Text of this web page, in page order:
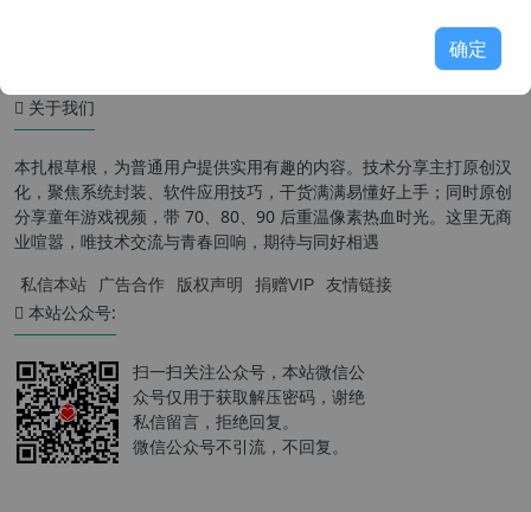
关于我们
本扎根草根，为普通用户提供实用有趣的内容。技术分享主打原创汉
化，聚焦系统封装、软件应用技巧，干货满满易懂好上手；同时原创
分享童年游戏视频，带 70、80、90 后重温像素热血时光。这里无商
业喧嚣，唯技术交流与青春回响，期待与同好相遇
私信本站 广告合作 版权声明 捐赠VIP 友情链接
本站公众号:
扫一扫关注公众号，本站微信公
众号仅用于获取解压密码，谢绝
私信留言，拒绝回复。
微信公众号不引流，不回复。
确定